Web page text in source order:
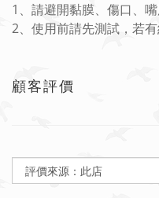
1、請避開黏膜、傷口、嘴
2、使用前請先測試，若有
顧客評價